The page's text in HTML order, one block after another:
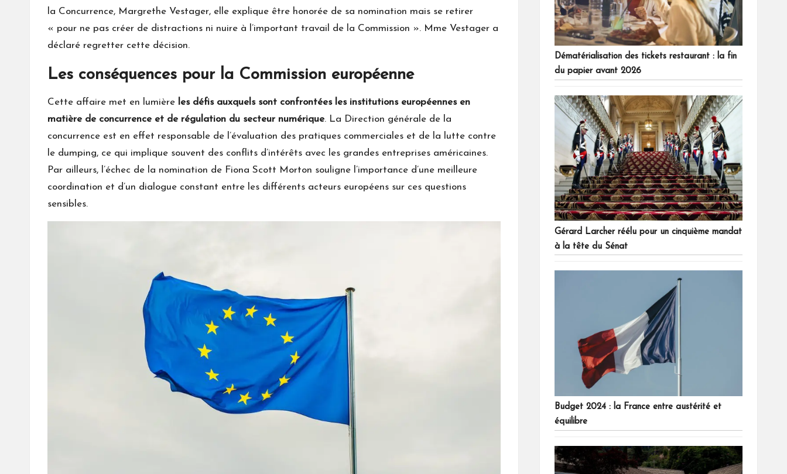
la Concurrence, Margrethe Vestager, elle explique être honorée de sa nomination mais se retirer
« pour ne pas créer de distractions ni nuire à l’important travail de la Commission ». Mme Vestager a
déclaré regretter cette décision.
Les conséquences pour la Commission européenne
Cette affaire met en lumière les défis auxquels sont confrontées les institutions européennes en
matière de concurrence et de régulation du secteur numérique. La Direction générale de la
concurrence est en effet responsable de l’évaluation des pratiques commerciales et de la lutte contre
le dumping, ce qui implique souvent des conflits d’intérêts avec les grandes entreprises américaines.
Par ailleurs, l’échec de la nomination de Fiona Scott Morton souligne l’importance d’une meilleure
coordination et d’un dialogue constant entre les différents acteurs européens sur ces questions
sensibles.
Dématérialisation des tickets restaurant : la fin
du papier avant 2026
Gérard Larcher réélu pour un cinquième mandat
à la tête du Sénat
Budget 2024 : la France entre austérité et
équilibre